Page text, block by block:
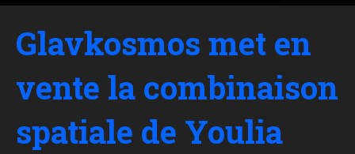
Glavkosmos met en
vente la combinaison
spatiale de Youlia